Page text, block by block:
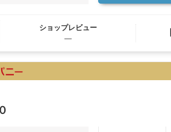
ショップレビュー
―